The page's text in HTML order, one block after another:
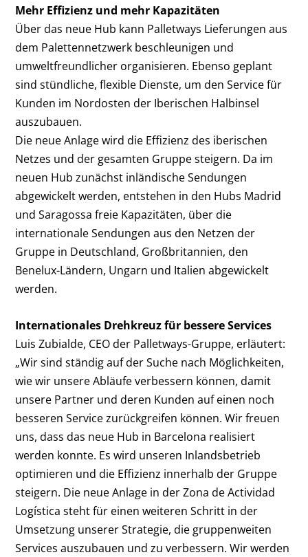
Mehr Effizienz und mehr Kapazitäten
Über das neue Hub kann Palletways Lieferungen aus
dem Palettennetzwerk beschleunigen und
umweltfreundlicher organisieren. Ebenso geplant
sind stündliche, flexible Dienste, um den Service für
Kunden im Nordosten der Iberischen Halbinsel
auszubauen.
Die neue Anlage wird die Effizienz des iberischen
Netzes und der gesamten Gruppe steigern. Da im
neuen Hub zunächst inländische Sendungen
abgewickelt werden, entstehen in den Hubs Madrid
und Saragossa freie Kapazitäten, über die
internationale Sendungen aus den Netzen der
Gruppe in Deutschland, Großbritannien, den
Benelux-Ländern, Ungarn und Italien abgewickelt
werden.
Internationales Drehkreuz für bessere Services
Luis Zubialde, CEO der Palletways-Gruppe, erläutert:
„Wir sind ständig auf der Suche nach Möglichkeiten,
wie wir unsere Abläufe verbessern können, damit
unsere Partner und deren Kunden auf einen noch
besseren Service zurückgreifen können. Wir freuen
uns, dass das neue Hub in Barcelona realisiert
werden konnte. Es wird unseren Inlandsbetrieb
optimieren und die Effizienz innerhalb der Gruppe
steigern. Die neue Anlage in der Zona de Actividad
Logística steht für einen weiteren Schritt in der
Umsetzung unserer Strategie, die gruppenweiten
Services auszubauen und zu verbessern. Wir werden